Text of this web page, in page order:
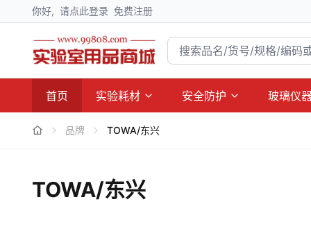
你好, 请点此登录 免费注册
首页 实验耗材 安全防护 玻璃仪
品牌 TOWA/东兴
TOWA/东兴